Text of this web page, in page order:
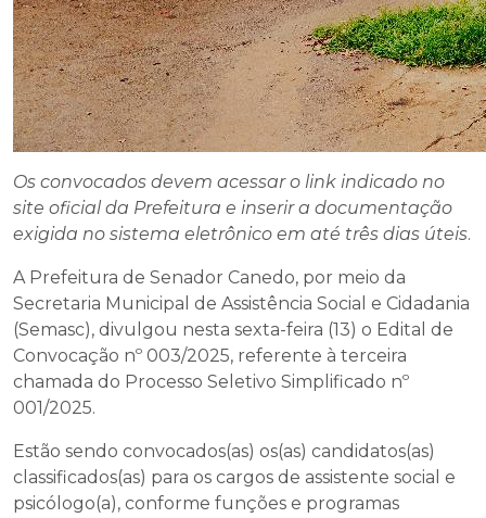
Os convocados devem acessar o link indicado no
site oficial da Prefeitura e inserir a documentação
exigida no sistema eletrônico em até três dias úteis.
A Prefeitura de Senador Canedo, por meio da
Secretaria Municipal de Assistência Social e Cidadania
(Semasc), divulgou nesta sexta-feira (13) o Edital de
Convocação nº 003/2025, referente à terceira
chamada do Processo Seletivo Simplificado nº
001/2025.
Estão sendo convocados(as) os(as) candidatos(as)
classificados(as) para os cargos de assistente social e
psicólogo(a), conforme funções e programas